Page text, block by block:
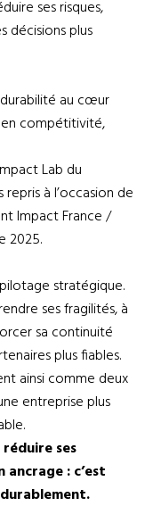
ses risques,
décisions plus
au cœur
compétitivité,
Lab du
à l’occasion de
Impact France /
2025.
stratégique.
ses fragilités, à
sa continuité
plus fiables.
ainsi comme deux
entreprise plus
ses
: c’est